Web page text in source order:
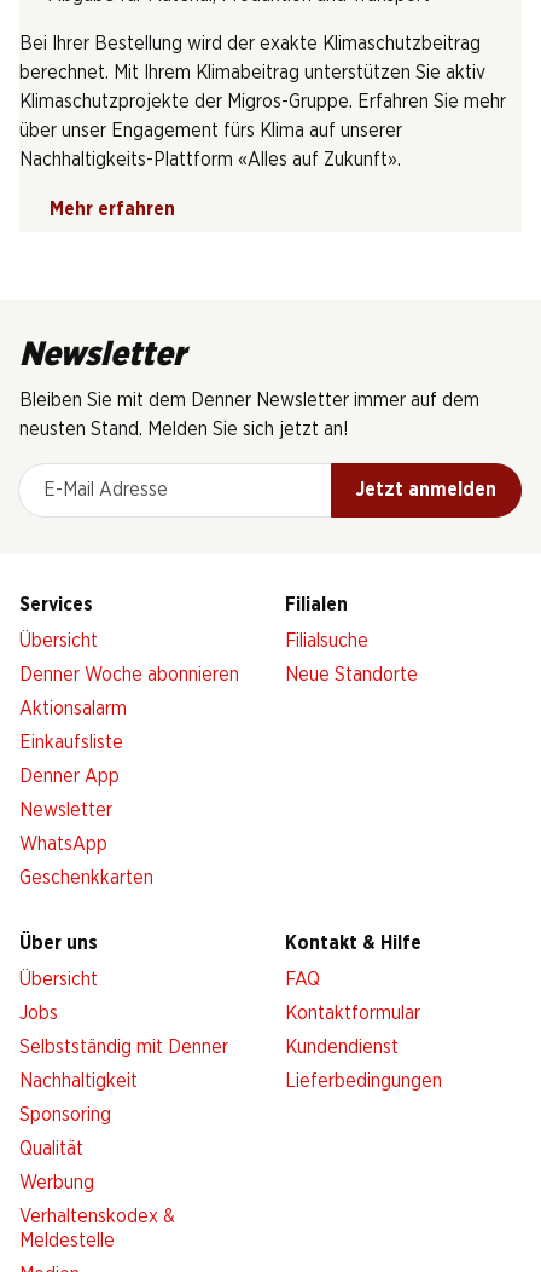
Bei Ihrer Bestellung wird der exakte Klimaschutzbeitrag
berechnet. Mit Ihrem Klimabeitrag unterstützen Sie aktiv
Klimaschutzprojekte der Migros-Gruppe. Erfahren Sie mehr
über unser Engagement fürs Klima auf unserer
Nachhaltigkeits-Plattform «Alles auf Zukunft».
Mehr erfahren
Newsletter
Bleiben Sie mit dem Denner Newsletter immer auf dem
neusten Stand. Melden Sie sich jetzt an!
E-Mail Adresse
Jetzt anmelden
Services
Übersicht
Denner Woche abonnieren
Aktionsalarm
Einkaufsliste
Denner App
Newsletter
WhatsApp
Geschenkkarten
Filialen
Filialsuche
Neue Standorte
Über uns
Übersicht
Jobs
Selbstständig mit Denner
Nachhaltigkeit
Sponsoring
Qualität
Werbung
Verhaltenskodex &
Meldestelle
Kontakt & Hilfe
FAQ
Kontaktformular
Kundendienst
Lieferbedingungen